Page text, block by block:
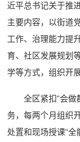
近平总书记关于推
主要内容，以街道
工作、治理能力提
育、社区发展规划
学等方式，组织开
全区紧扣“会做
务，每两个月组织
处置和现场授课“